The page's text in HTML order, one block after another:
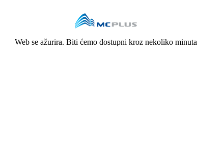
Web se ažurira. Biti ćemo dostupni kroz nekoliko minuta